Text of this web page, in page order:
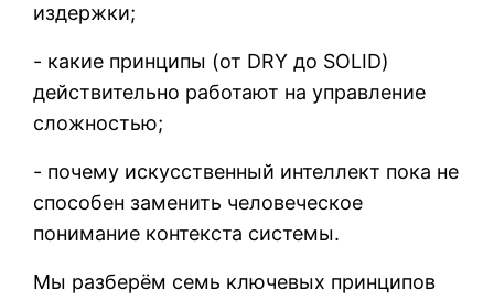
издержки;
- какие принципы (от DRY до SOLID)
действительно работают на управление
сложностью;
- почему искусственный интеллект пока не
способен заменить человеческое
понимание контекста системы.
Мы разберём семь ключевых принципов